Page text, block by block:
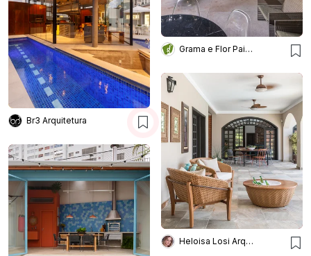
Grama e Flor Paisagismo
Br3 Arquitetura
Heloisa Losi Arquitetura e Decoração